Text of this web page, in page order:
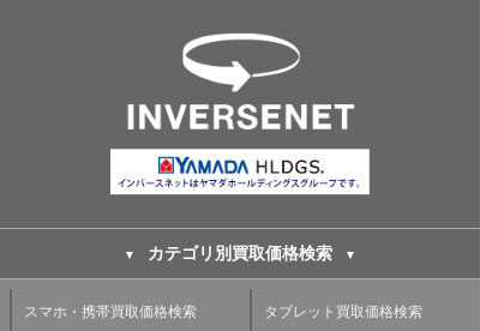
カテゴリ別買取価格検索
スマホ・携帯買取価格検索 タブレット買取価格検索